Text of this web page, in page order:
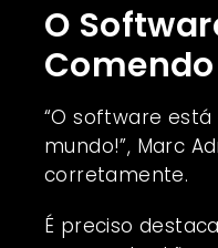
O
“O software
mundo!”, Marc
corretamente.
É preciso